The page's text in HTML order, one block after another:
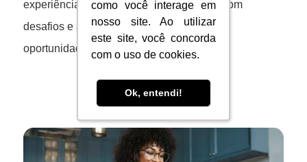
como você interage em
nosso site. Ao utilizar
este site, você concorda
com o uso de cookies.
Ok, entendi!
como você interage em
nosso site. Ao utilizar
este site, você concorda
com o uso de cookies.
Ok, entendi!
experiência do aluno, ajudando-o a lidar com
desafios e aproveitando ao máximo essa
oportunidade única.